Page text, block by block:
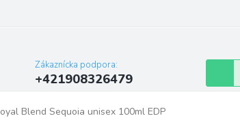
Zákaznícka podpora:
+421908326479
Blend Sequoia unisex 100ml EDP